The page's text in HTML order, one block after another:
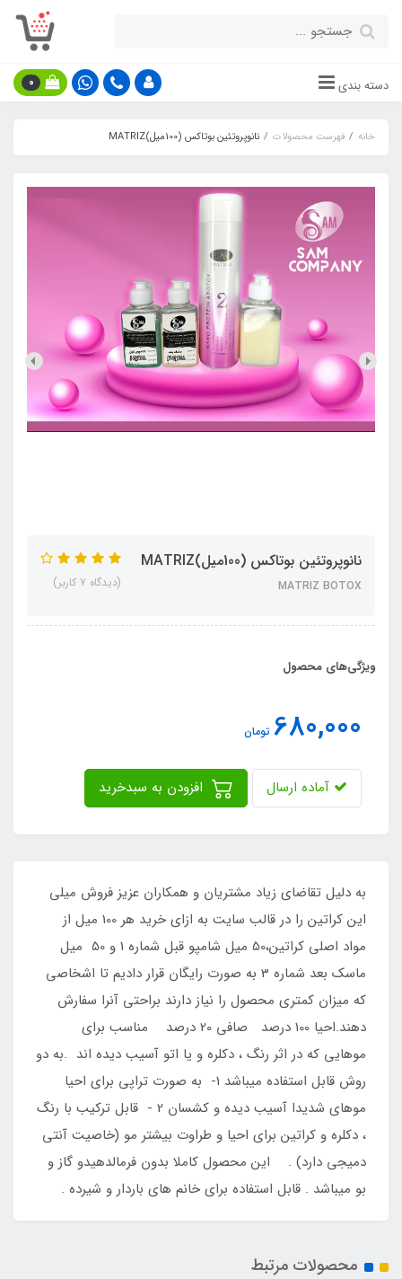
دسته بندی 0
خانه فهرست محصولات نانوپروتئین بوتاکس (100میل)MATRIZ
نانوپروتئین بوتاکس (100میل)MATRIZ
MATRIZ BOTOX (دیدگاه 7 کاربر)
ویژگی‌های محصول
680,000 تومان
آماده ارسال
به دليل تقاضاي زياد مشتريان و همکاران عزيز فروش ميلي
اين کراتين را در قالب سايت به ازاي خريد هر 100 ميل از
مواد اصلي کراتين،50 ميل شامپو قبل شماره 1 و 50 ميل
ماسک بعد شماره 3 به صورت رايگان قرار داديم تا اشخاصي
که ميزان کمتري محصول را نياز دارند براحتي آنرا سفارش
دهند.احیا 100 درصد صافی 20 درصد مناسب برای
موهایی که در اثر رنگ ، دکلره و یا اتو آسیب دیده اند .به دو
روش قابل استفاده میباشد 1- به صورت تراپی برای احیا
موهای شدیدا آسیب دیده و کشسان 2 - قابل ترکیب با رنگ
، دکلره و کراتین برای احیا و طراوت بیشتر مو (خاصیت آنتی
دمیجی دارد) . این محصول کاملا بدون فرمالدهیدو گاز و
بو میباشد . قابل استفاده برای خانم های باردار و شیرده .
محصولات مرتبط